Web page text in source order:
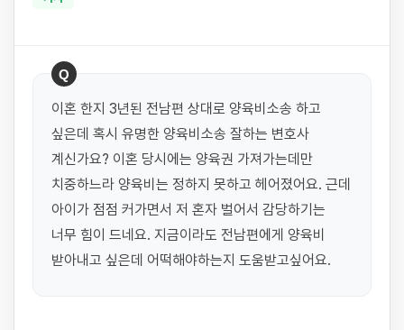
Q
이혼 한지 3년된 전남편 상대로 양육비소송 하고
싶은데 혹시 유명한 양육비소송 잘하는 변호사
계신가요? 이혼 당시에는 양육권 가져가는데만
치중하느라 양육비는 정하지 못하고 헤어졌어요. 근데
아이가 점점 커가면서 저 혼자 벌어서 감당하기는
너무 힘이 드네요. 지금이라도 전남편에게 양육비
받아내고 싶은데 어떡해야하는지 도움받고싶어요.